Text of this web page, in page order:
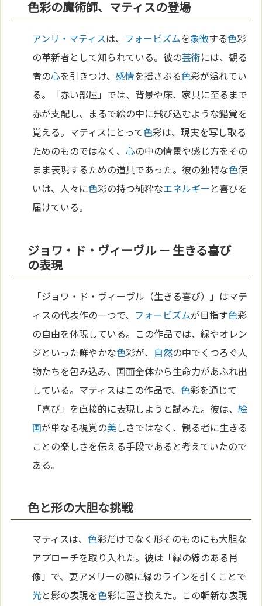
色彩の魔術師、マティスの登場
アンリ・マティスは、 フォービズムを象徴する色彩
の革新者として知られている。彼の芸術には、観る
者の心を引きつけ、感情を揺さぶる色彩が溢れてい
る。「赤い部屋」では、背景や床、家具に至るまで
赤が支配し、まるで絵の中に飛び込むような錯覚を
覚える。マティスにとって色彩は、現実を写し取る
ためのものではなく、心の中の情景や感じ方をその
まま表現するための道具であった。彼の独特な色使
いは、人々に色彩の持つ純粋なエネルギー と喜びを
届けている。
ジョワ・ド・ヴィーヴル － 生きる喜び
の表現
「ジョワ・ド・ヴィーヴル（生きる喜び）」はマテ
ィスの代表作の一つで、 フォービズムが目指す色彩
の自由を体現している。この作品では、緑やオレン
ジといった鮮やかな色彩が、 自然の中でくつろぐ人
物たちを包み込み、画面全体から生命力があふれ出
している。マティスはこの作品で、色彩を通じて
「喜び」を直接的に表現しようと試みた。彼は、絵
画が単なる視覚の美しさではなく、観る者に生きる
ことの楽しさを伝える手段であると考えていたので
ある。
色と形の大胆な挑戦
マティスは、色彩だけでなく形そのものにも大胆な
アプローチを取り入れた。彼は「緑の線のある肖
像」で、妻アメリーの顔に緑のラインを引くことで
光と影の表現を色彩に置き換えた。この斬新な表現